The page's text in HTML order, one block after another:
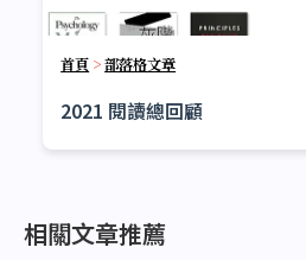
首頁 >部落格文章
2021 閱讀總回顧
相關文章推薦